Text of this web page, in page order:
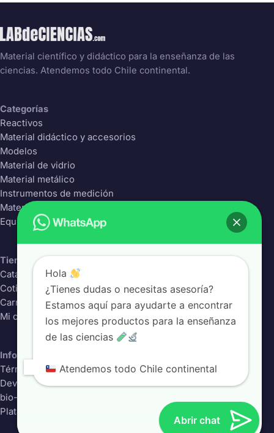
Material científico y didáctico para la enseñanza de las
ciencias. Atendemos todo Chile continental.
Categorías
Reactivos
Material didáctico y accesorios
Modelos
Material de vidrio
Material metálico
Instrumentos de medición
Material Plástico
Equipos de laboratorio
Tienda
Catálogo completo
Cotizador
Carrito
Mi cuenta
Información
Términos y condiciones
Devoluciones
bio-class.com
Plataforma educativa
Hola
¿Tienes dudas o necesitas asesoría?
Estamos aquí para ayudarte a encontrar
los mejores productos para la enseñanza
de las ciencias
Atendemos todo Chile continental
Abrir chat